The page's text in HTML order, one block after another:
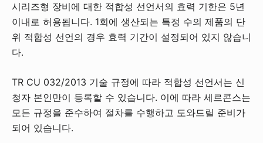
시리즈형 장비에 대한 적합성 선언서의 효력 기한은 5년
이내로 허용됩니다. 1회에 생산되는 특정 수의 제품의 단
위 적합성 선언의 경우 효력 기간이 설정되어 있지 않습니
다.
TR CU 032/2013 기술 규정에 따라 적합성 선언서는 신
청자 본인만이 등록할 수 있습니다. 이에 따라 세르콘스는
모든 규정을 준수하여 절차를 수행하고 도와드릴 준비가
되어 있습니다.